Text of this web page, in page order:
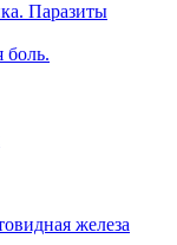
Паразиты
боль.
железа